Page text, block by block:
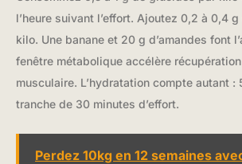
l’heure suivant l’effort. Ajoutez 0,2 à 0,4
kilo. Une banane et 20 g d’amandes font
fenêtre métabolique accélère
musculaire. L’hydratation compte autant :
tranche de 30 minutes d’effort.
Perdez 10kg en 12 semaines